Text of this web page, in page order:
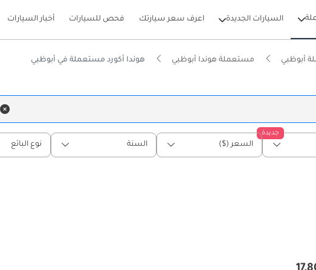
السيارات الجديدة اعرف سعر سيارتك فحص للسيارات أخبار السيارات
أبوظبي مستعملة هوندا أبوظبي هوندا أكورد مستعملة في أبوظبي
جديدة
السعر ($) السنة نوع البائع